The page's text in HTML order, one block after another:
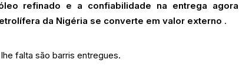
refinado e a confiabilidade na entrega agora
da Nigéria se converte em valor externo .
falta são barris entregues.